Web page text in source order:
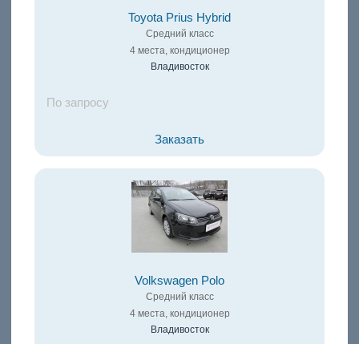
Toyota Prius Hybrid
Средний класс
4 места, кондиционер
Владивосток
По запросу
Заказать
Volkswagen Polo
Средний класс
4 места, кондиционер
Владивосток